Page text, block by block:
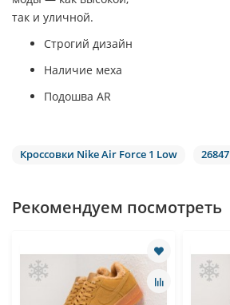
так и уличной.
Строгий дизайн
Наличие меха
Подошва AR
Кроссовки Nike Air Force 1 Low 26847
Рекомендуем посмотреть